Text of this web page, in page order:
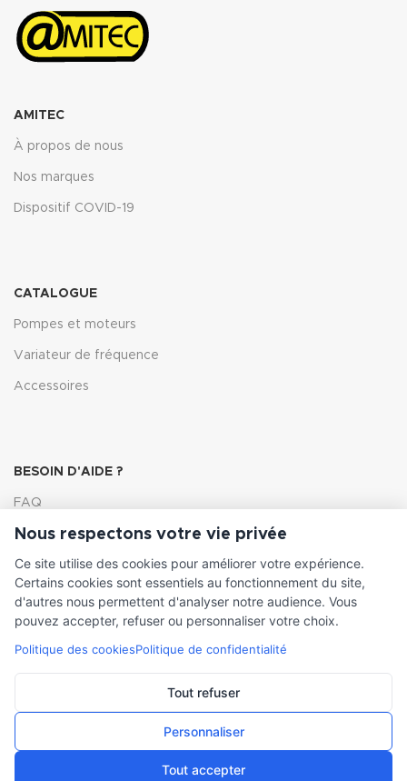
AMITEC
À propos de nous
Nos marques
Dispositif COVID-19
CATALOGUE
Pompes et moteurs
Variateur de fréquence
Accessoires
BESOIN D'AIDE ?
FAQ
Lexique
Comment choisir ma pompe
INFORMATIONS LÉGALES
Mentions légales
Nous respectons votre vie privée
Ce site utilise des cookies pour améliorer votre expérience.
Certains cookies sont essentiels au fonctionnement du site,
d'autres nous permettent d'analyser notre audience. Vous
pouvez accepter, refuser ou personnaliser votre choix.
Politique des cookiesPolitique de confidentialité
Tout refuser
Personnaliser
Tout accepter